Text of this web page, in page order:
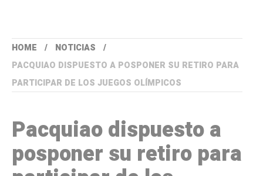
HOME
NOTICIAS
PACQUIAO DISPUESTO A POSPONER SU RETIRO PARA
PARTICIPAR DE LOS JUEGOS OLÍMPICOS
Pacquiao dispuesto a
posponer su retiro para